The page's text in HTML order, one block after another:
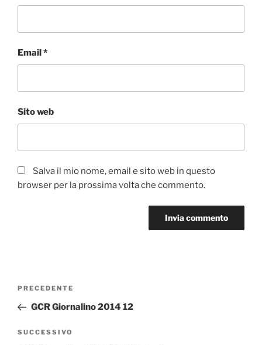
Email *
Sito web
Salva il mio nome, email e sito web in questo
browser per la prossima volta che commento.
Navigazione
Articolo
precedente:
PRECEDENTE
GCR Giornalino 2014 12
Articolo
SUCCESSIVO